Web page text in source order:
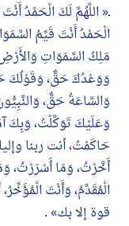
ـ اللَّهُمَّ لَكَ الْحَمْدُ
الْحَمْدُ أَنْتَ قَيِّمُ
مَلِكُ السَّمَوَاتِ
وَوَعْدُكَ حَقٌّ، وَقَوْلُكَ
وَالسَّاعَةُ حَقٌّ،
وَعَلَيْكَ تَوَكَّلْتُ، وَبِكَ
حَاكَمْتُ، أنت ربنا
أَخَّرْتُ، وَمَا أَسْرَرْتُ،
الْمُقَدِّمُ، وَأَنْتَ
قوة إلا بك .